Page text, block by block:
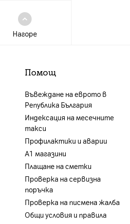
Нагоре
Помощ
Въвеждане на еврото в
Република България
Индексация на месечните
такси
Профилактики и аварии
А1 магазини
Плащане на сметки
Проверка на сервизна
поръчка
Проверка на писмена жалба
Общи условия и правила